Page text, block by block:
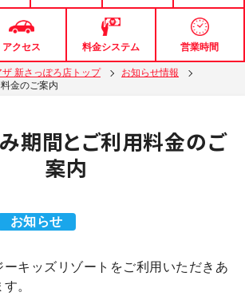
アクセス 料金システム 営業時間
新さっぽろ店トップ
お知らせ情報
金のご案内
期間とご利用料金のご
案内
お知らせ
ーキッズリゾートをご利用いただきあ
。